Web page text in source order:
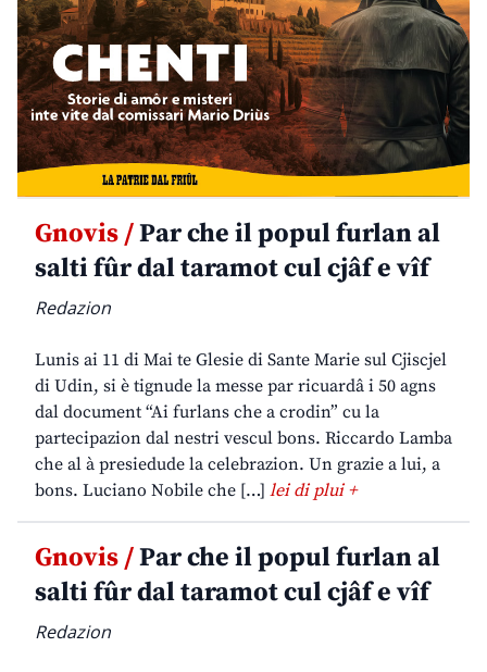
Gnovis /Par che il popul furlan al
salti fûr dal taramot cul cjâf e vîf
Redazion
Lunis ai 11 di Mai te Glesie di Sante Marie sul Cjiscjel
di Udin, si è tignude la messe par ricuardâ i 50 agns
dal document “Ai furlans che a crodin” cu la
partecipazion dal nestri vescul bons. Riccardo Lamba
che al à presiedude la celebrazion. Un grazie a lui, a
bons. Luciano Nobile che […] lei di plui +
Gnovis /Par che il popul furlan al
salti fûr dal taramot cul cjâf e vîf
Redazion